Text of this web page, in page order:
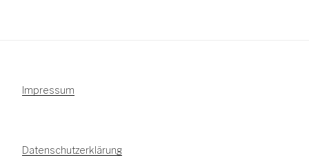
Impressum
Datenschutzerklärung